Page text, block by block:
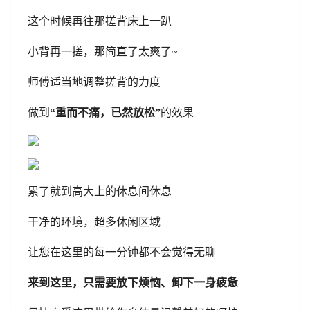
这个时候再往那搓背床上一趴
小背再一搓，那简直了太爽了~
师傅适当地调整搓背的力度
做到 “重而不痛，已然放松”的效果
累了就到高大上的休息间休息
干净的环境，超多休闲区域
让您在这里的每一分钟都不会觉得无聊
来到这里，只需要放下烦恼、卸下一身疲惫